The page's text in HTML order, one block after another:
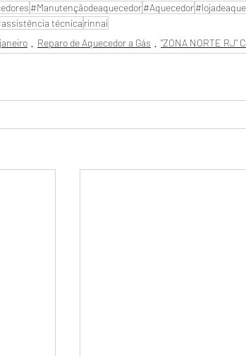
#Manutençãodeaquecedor#Aquecedor
técnica rinnai
Reparo de Aquecedor a Gás "ZONA NORTE RJ"